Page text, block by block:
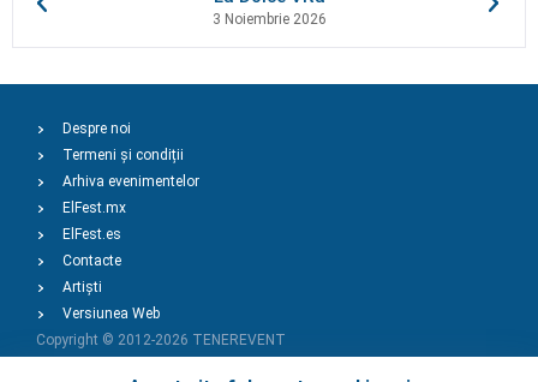
3 Noiembrie 2026
Despre noi
Termeni și condiții
Arhiva evenimentelor
ElFest.mx
ElFest.es
Contacte
Artiști
Versiunea Web
Copyright © 2012-2026 TENEREVENT